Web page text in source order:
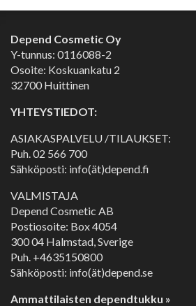
Depend Cosmetic Oy
Y-tunnus: 0116088-2
Osoite: Koskuankatu 2
32700 Huittinen
YHTEYSTIEDOT:
ASIAKASPALVELU /TILAUKSET:
Puh.02 566 700
Sähköposti: info(ät)depend.fi
VALMISTAJA
Depend Cosmetic AB
Postiosoite: Box 4054
300 04 Halmstad, Sverige
Puh. +4635150800
Sähköposti: info(ät)depend.se
Ammattilaisten dependtukku »